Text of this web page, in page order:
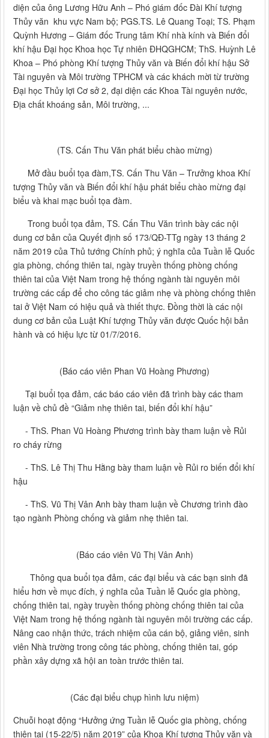
diện của ông Lương Hữu Anh – Phó giám đốc Đài Khí tượng
Thủy văn khu vực Nam bộ; PGS.TS. Lê Quang Toại; TS. Phạm
Quỳnh Hương – Giám đốc Trung tâm Khí nhà kính và Biến đổi
khí hậu Đại học Khoa học Tự nhiên ĐHQGHCM; ThS. Huỳnh Lê
Khoa – Phó phòng Khí tượng Thủy văn và Biến đổi khí hậu Sở
Tài nguyên và Môi trường TPHCM và các khách mời từ trường
Đại học Thủy lợi Cơ sở 2, đại diện các Khoa Tài nguyên nước,
Địa chất khoáng sản, Môi trường, ...
(TS. Cấn Thu Văn phát biểu chào mừng)
Mở đầu buổi tọa đàm,TS. Cấn Thu Văn – Trưởng khoa Khí
tượng Thủy văn và Biến đổi khí hậu phát biểu chào mừng đại
biểu và khai mạc buổi tọa đàm.
Trong buổi tọa đảm, TS. Cấn Thu Văn trình bày các nội
dung cơ bản của Quyết định số 173/QĐ-TTg ngày 13 tháng 2
năm 2019 của Thủ tướng Chính phủ; ý nghĩa của Tuần lễ Quốc
gia phòng, chống thiên tai, ngày truyền thống phòng chống
thiên tai của Việt Nam trong hệ thống ngành tài nguyên môi
trường các cấp để cho công tác giảm nhẹ và phòng chống thiên
tai ở Việt Nam có hiệu quả và thiết thực. Đồng thời là các nội
dung cơ bản của Luật Khí tượng Thủy văn được Quốc hội bản
hành và có hiệu lực từ 01/7/2016.
(Báo cáo viên Phan Vũ Hoàng Phương)
Tại buổi tọa đảm, các báo cáo viên đã trình bày các tham
luận về chủ đề “Giảm nhẹ thiên tai, biến đổi khí hậu”
- ThS. Phan Vũ Hoàng Phương trình bày tham luận về Rủi
ro cháy rừng
- ThS. Lê Thị Thu Hằng bày tham luận về Rủi ro biến đổi khí
hậu
- ThS. Vũ Thị Vân Anh bày tham luận về Chương trình đào
tạo ngành Phòng chống và giảm nhẹ thiên tai.
(Báo cáo viên Vũ Thị Vân Anh)
Thông qua buổi tọa đảm, các đại biểu và các bạn sinh đã
hiểu hơn về mục đích, ý nghĩa của Tuần lễ Quốc gia phòng,
chống thiên tai, ngày truyền thống phòng chống thiên tai của
Việt Nam trong hệ thống ngành tài nguyên môi trường các cấp.
Nâng cao nhận thức, trách nhiệm của cán bộ, giảng viên, sinh
viên Nhà trường trong công tác phòng, chống thiên tai, góp
phần xây dựng xã hội an toàn trước thiên tai.
(Các đại biểu chụp hình lưu niệm)
Chuỗi hoạt động “Hưởng ứng Tuần lễ Quốc gia phòng, chống
thiên tai (15-22/5) năm 2019” của Khoa Khí tượng Thủy văn và